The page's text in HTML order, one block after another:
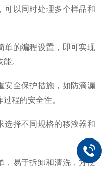
以同时处理多个样品和
的编程设置，即可实现
。
全保护措施，如防滴漏
程的安全性。
择不同规格的移液器和
易于拆卸和清洗，方便